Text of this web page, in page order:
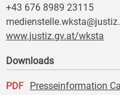
+43 676 8989 23115
www.justiz.gv.at/wksta
Downloads
PDF
Presseinformation